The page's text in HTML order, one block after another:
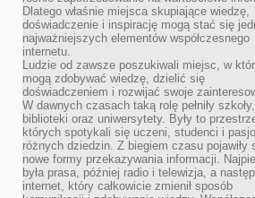
Dlatego właśnie miejsca skupiające wiedzę,
doświadczenie i inspirację mogą stać się
najważniejszych elementów współczesnego
internetu.
Ludzie od zawsze poszukiwali miejsc, w
mogą zdobywać wiedzę, dzielić się
doświadczeniem i rozwijać swoje
W dawnych czasach taką rolę pełniły szkoły,
biblioteki oraz uniwersytety. Były to
których spotykali się uczeni, studenci i
różnych dziedzin. Z biegiem czasu pojawiły
nowe formy przekazywania informacji.
była prasa, później radio i telewizja, a
internet, który całkowicie zmienił sposób